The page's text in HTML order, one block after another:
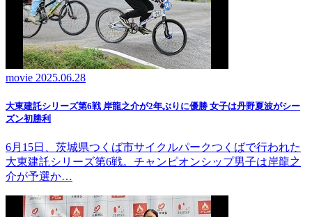
movie 2025.06.28
大東建託シリーズ第6戦 岸龍之介が2年ぶりに優勝 女子は丹野夏波がシー
ズン初勝利
6月15日、茨城県つくば市サイクルパークつくばで行われた
大東建託シリーズ第6戦。チャンピオンシップ男子は岸龍之
介が予選か…